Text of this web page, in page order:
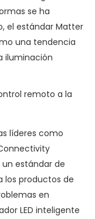
se ha
el estándar Matter
una tendencia
iluminación
líderes como
estándar de
productos de
en
LED inteligente